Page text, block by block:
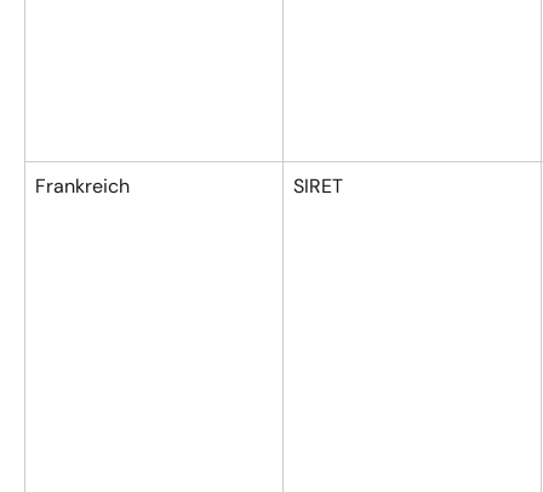
Frankreich SIRET